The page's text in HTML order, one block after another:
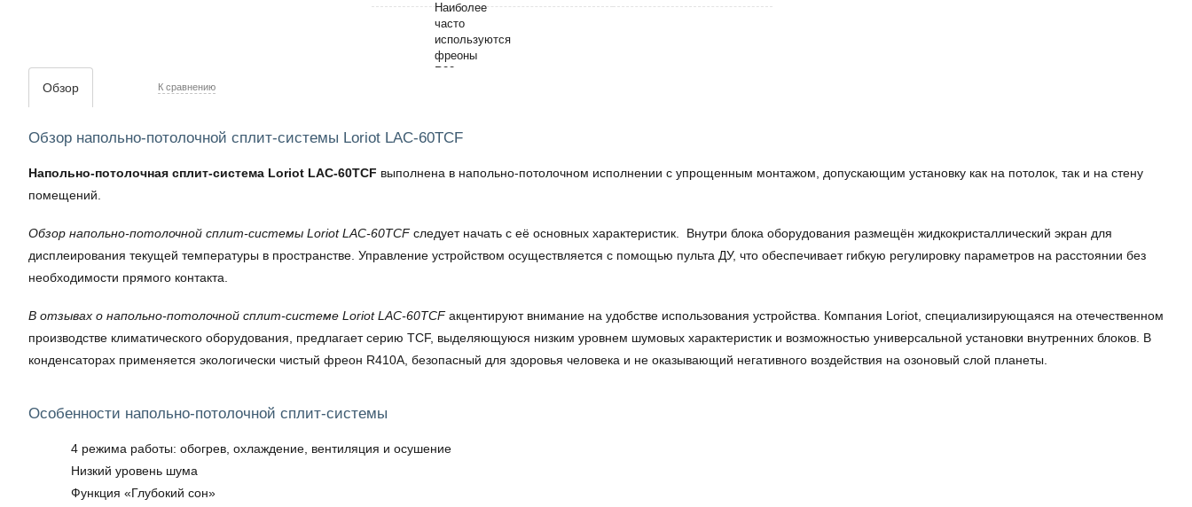
Обзор К сравнению
Обзор напольно-потолочной сплит-системы Loriot LAC-60TCF
Напольно-потолочная сплит-система Loriot LAC-60TCF выполнена в напольно-потолочном исполнении с упрощенным монтажом, допускающим установку как на потолок, так и на стену
помещений.
Обзор напольно-потолочной сплит-системы Loriot LAC-60TCF следует начать с её основных характеристик. Внутри блока оборудования размещён жидкокристаллический экран для
дисплеирования текущей температуры в пространстве. Управление устройством осуществляется с помощью пульта ДУ, что обеспечивает гибкую регулировку параметров на расстоянии без
необходимости прямого контакта.
В отзывах о напольно-потолочной сплит-системе Loriot LAC-60TCFакцентируют внимание на удобстве использования устройства. Компания Loriot, специализирующаяся на отечественном
производстве климатического оборудования, предлагает серию TCF, выделяющуюся низким уровнем шумовых характеристик и возможностью универсальной установки внутренних блоков. В
конденсаторах применяется экологически чистый фреон R410A, безопасный для здоровья человека и не оказывающий негативного воздействия на озоновый слой планеты.
Особенности напольно-потолочной сплит-системы
4 режима работы: обогрев, охлаждение, вентиляция и осушение
Низкий уровень шума
Функция «Глубокий сон»